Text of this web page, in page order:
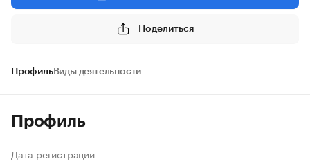
Поделиться
ПрофильВиды деятельности
Профиль
Дата регистрации